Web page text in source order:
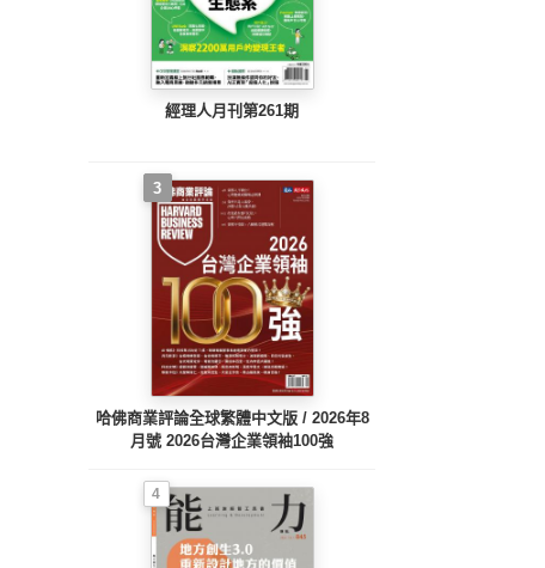
經理人月刊第261期
3
哈佛商業評論全球繁體中文版 / 2026年8
月號 2026台灣企業領袖100強
4